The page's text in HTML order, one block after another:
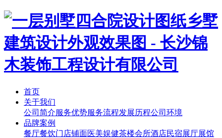
首页
关于我们
公司简介服务优势服务流程发展历程公司环境
品牌案例
餐厅餐饮门店铺面医美娱健茶楼会所酒店民宿展厅展馆